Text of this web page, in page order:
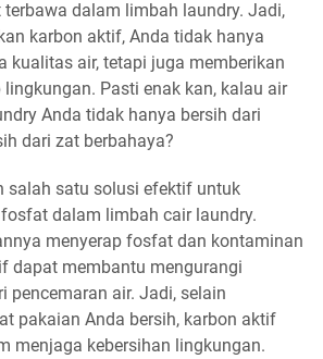
dalam limbah laundry. Jadi,
karbon aktif, Anda tidak hanya
kualitas air, tetapi juga memberikan
Pasti enak kan, kalau air
Anda tidak hanya bersih dari
dari zat berbahaya?
salah satu solusi efektif untuk
dalam limbah cair laundry.
menyerap fosfat dan kontaminan
dapat membantu mengurangi
pencemaran air. Jadi, selain
pakaian Anda bersih, karbon aktif
menjaga kebersihan lingkungan.